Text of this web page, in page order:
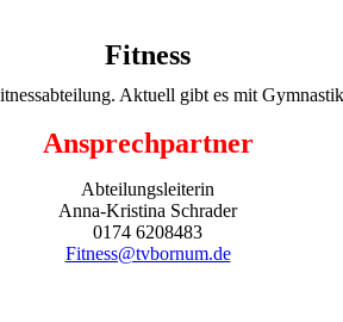
Fitness
Aktuell gibt es mit
Ansprechpartner
Abteilungsleiterin
Anna-Kristina Schrader
0174 6208483
Fitness@tvbornum.de